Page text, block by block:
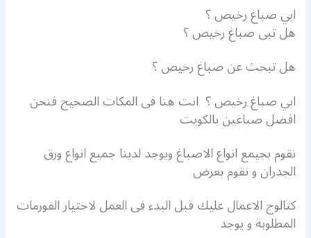
ابي صباغ رخيص ؟
هل تبى صباغ رخيص ؟
هل تبحث عن صباغ رخيص ؟
ابي صباغ رخيص ؟ انت هنا فى المكات الصحيح فنحن
افضل صباغين بالكويت
نقوم بجيمع انواع الاصباغ ويوجد لدينا جميع انواع ورق
الجدران و نقوم بعرض
كتالوج الاعمال عليك قبل البدء فى العمل لاختيار الفورمات
المطلوبة و يوجد